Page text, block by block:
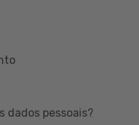
dados pessoais?